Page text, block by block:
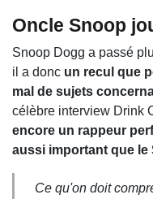
Oncle Snoop
Snoop Dogg a passé
il a donc un recul que
mal de sujets
célèbre interview Drink
encore un rappeur
aussi important que le
Ce qu'on doit